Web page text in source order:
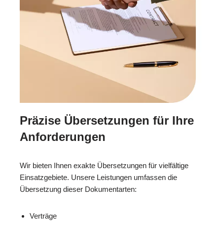
Präzise Übersetzungen für Ihre
Anforderungen
Wir bieten Ihnen exakte Übersetzungen für vielfältige
Einsatzgebiete. Unsere Leistungen umfassen die
Übersetzung dieser Dokumentarten:
Verträge